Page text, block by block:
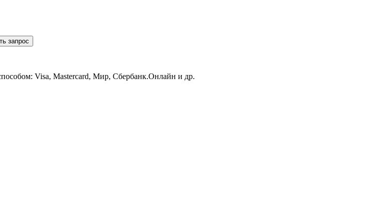
запрос
Visa, Mastercard, Мир, Сбербанк.Онлайн и др.